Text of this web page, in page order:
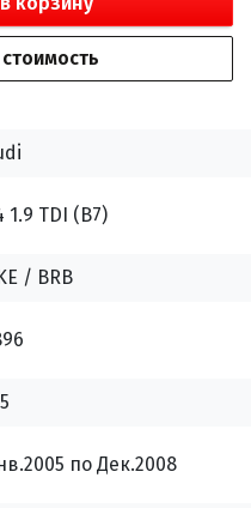
1.9 TDI (B7)
/ BRB
по Дек.2008